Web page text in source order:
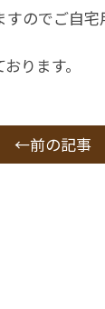
のでご自宅
ります。
←前の記事